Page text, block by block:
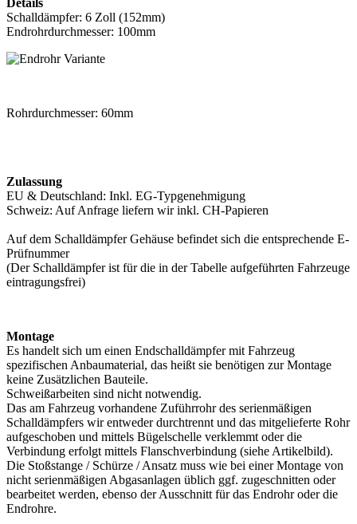
Details
Schalldämpfer: 6 Zoll (152mm)
Endrohrdurchmesser: 100mm
Rohrdurchmesser: 60mm
Zulassung
EU & Deutschland: Inkl. EG-Typgenehmigung
Schweiz: Auf Anfrage liefern wir inkl. CH-Papieren
Auf dem Schalldämpfer Gehäuse befindet sich die entsprechende E-
Prüfnummer
(Der Schalldämpfer ist für die in der Tabelle aufgeführten Fahrzeuge
eintragungsfrei)
Montage
Es handelt sich um einen Endschalldämpfer mit Fahrzeug
spezifischen Anbaumaterial, das heißt sie benötigen zur Montage
keine Zusätzlichen Bauteile.
Schweißarbeiten sind nicht notwendig.
Das am Fahrzeug vorhandene Zuführrohr des serienmäßigen
Schalldämpfers wir entweder durchtrennt und das mitgelieferte Rohr
aufgeschoben und mittels Bügelschelle verklemmt oder die
Verbindung erfolgt mittels Flanschverbindung (siehe Artikelbild).
Die Stoßstange / Schürze / Ansatz muss wie bei einer Montage von
nicht serienmäßigen Abgasanlagen üblich ggf. zugeschnitten oder
bearbeitet werden, ebenso der Ausschnitt für das Endrohr oder die
Endrohre.